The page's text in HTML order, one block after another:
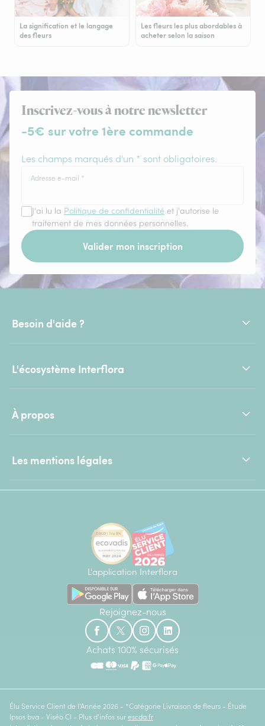
La signification et le langage
des fleurs
Les fleurs les plus abordables à
acheter selon la saison
Inscrivez-vous à notre newsletter
-5€ sur votre 1ère commande
Les champs marqués d'un * sont obligatoires.
Adresse e-mail *
J'ai lu la Politique de confidentialité et j'autorise le
traitement de mes données personnelles.
Valider mon inscription
Besoin d'aide ?
L'écosystème Interflora
À propos
Les mentions légales
L'application Interflora
Rejoignez-nous
Achats 100% sécurisés
Élu Service Client de l'Année 2026 - *Catégorie Livraison de fleurs - Étude
Ipsos bva - Viséo CI - Plus d'infos sur escda.fr